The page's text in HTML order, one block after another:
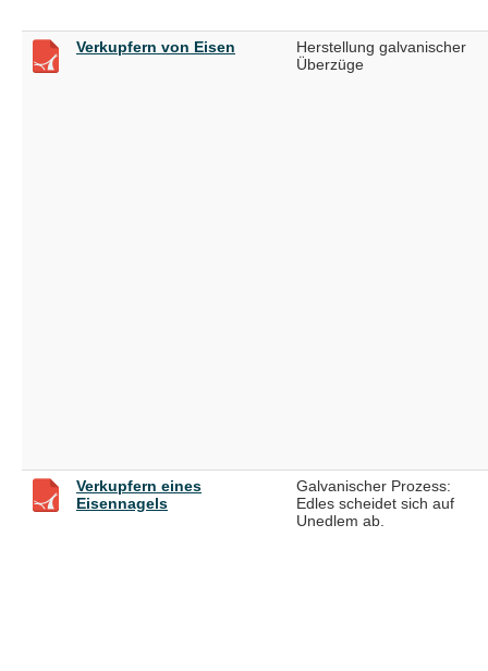
Verkupfern von Eisen
Herstellung galvanischer
Überzüge
Verkupfern eines
Eisennagels
Galvanischer Prozess:
Edles scheidet sich auf
Unedlem ab.